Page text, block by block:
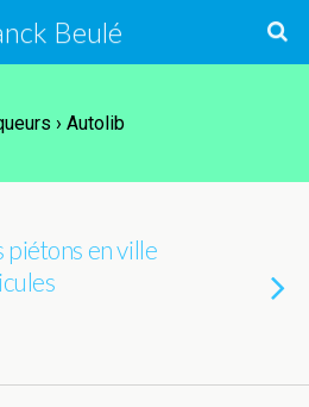
Beulé
› Autolib
piétons en ville